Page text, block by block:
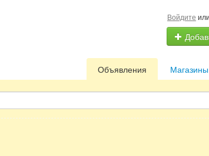
Войдите или
Магазины
Объявления